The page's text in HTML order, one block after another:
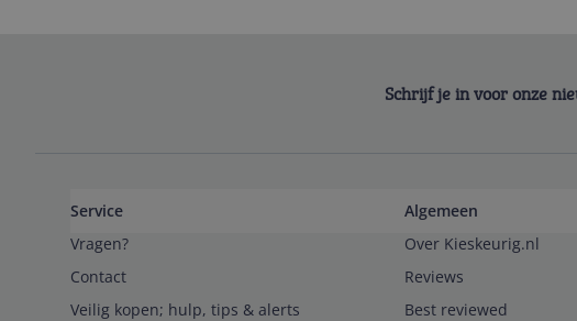
Schrijf je in voor onze
Service
Vragen?
Contact
Veilig kopen; hulp, tips & alerts
Algemeen
Over Kieskeurig.nl
Reviews
Best reviewed